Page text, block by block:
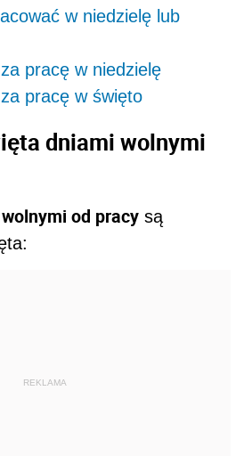
w niedzielę lub
pracę w niedzielę
pracę w święto
dniami wolnymi
wolnymi od pracy są
REKLAMA